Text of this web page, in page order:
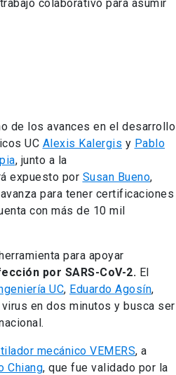
colaborativo para asumir
de los avances en el desarrollo
UC Alexis Kalergis y Pablo
, junto a la
expuesto por Susan Bueno,
para tener certificaciones
con más de 10 mil
para apoyar
por SARS-CoV-2. El
UC, Eduardo Agosín,
en dos minutos y busca ser
mecánico VEMERS, a
Chiang, que fue validado por la